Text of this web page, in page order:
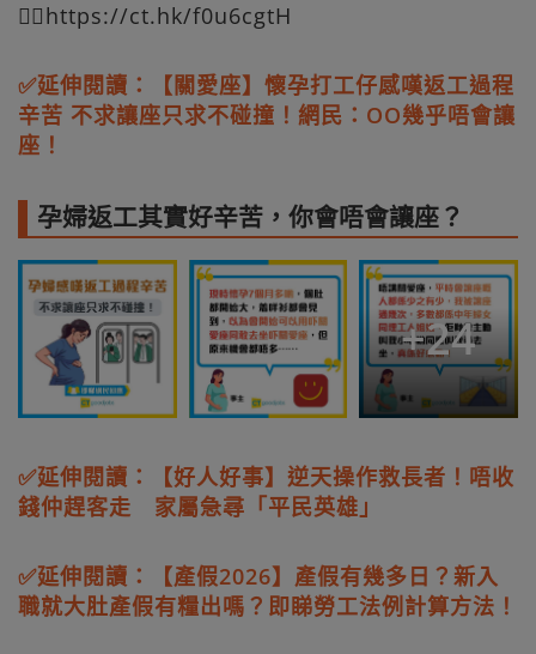
👉🏻https://ct.hk/f0u6cgtH
✅延伸閱讀：【關愛座】懷孕打工仔感嘆返工過程
辛苦 不求讓座只求不碰撞！網民：OO幾乎唔會讓
座！
孕婦返工其實好辛苦，你會唔會讓座？
+24
✅延伸閱讀：【好人好事】逆天操作救長者！唔收
錢仲趕客走 家屬急尋「平民英雄」
✅延伸閱讀：【產假2026】產假有幾多日？新入
職就大肚產假有糧出嗎？即睇勞工法例計算方法！